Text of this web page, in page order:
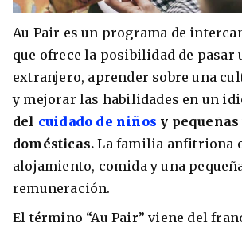
Estudia Desarrollo Web en
Au Pair es un programa de
que ofrece la posibilidad de pasar
extranjero, aprender sobre una
y mejorar las habilidades en un
del cuidado de niños y pequeñas
domésticas.La familia anfitriona
alojamiento, comida y una
remuneración.
El término “Au Pair” viene del